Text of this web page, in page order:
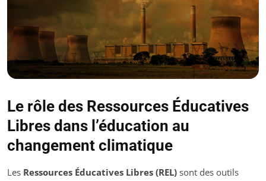
Le rôle des Ressources Éducatives
Libres dans l’éducation au
changement climatique
Les Ressources Éducatives Libres (REL) sont des outils